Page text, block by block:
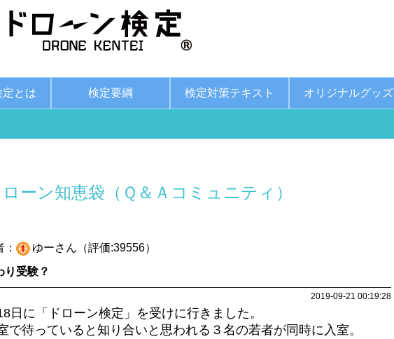
定とは 検定要綱 検定対策テキスト オリジナルグッズ
ローン知恵袋（Ｑ＆Ａコミュニティ）
ゆーさん（評価:39556）
り受験？
2019-09-21 00:19:28
日に「ドローン検定」を受けに行きました。
で待っていると知り合いと思われる３名の若者が同時に入室。